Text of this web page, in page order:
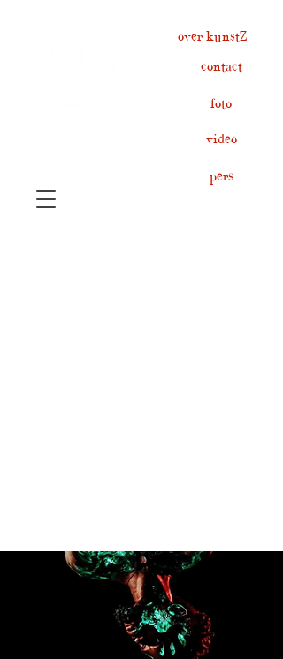
contact
over kunstZ
pers
foto
video